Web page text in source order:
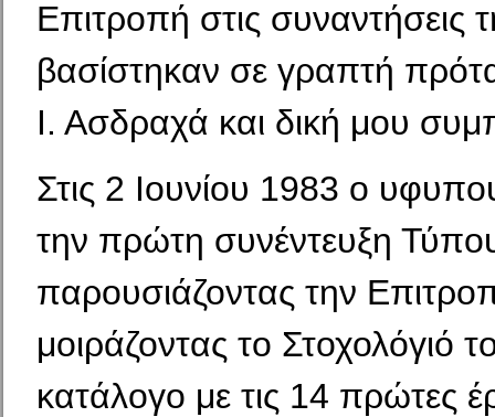
Επιτροπή στις συναντήσεις
βασίστηκαν σε γραπτή
Ι. Ασδραχά και δική μου
Στις 2 Ιουνίου 1983 ο
την πρώτη συνέντευξη
παρουσιάζοντας την
μοιράζοντας το Στοχολόγιό
κατάλογο με τις 14 πρώτες